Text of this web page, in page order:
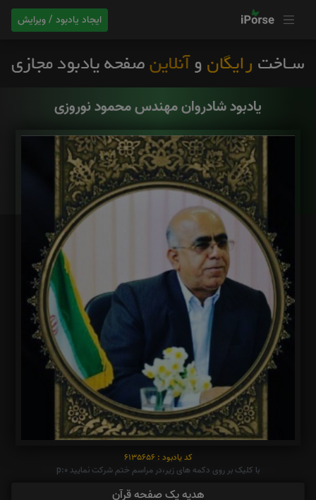
ایجاد یادبود / ویرایش
یادبود شادروان مهندس محمود نوروزی
کد یادبود : 6135656
با کلیک بر روی دکمه های زیر،در مراسم ختم شرکت نمایید p:0
هدیه یک صفحه قرآن